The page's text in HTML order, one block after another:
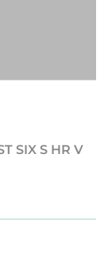
SIX S HR V